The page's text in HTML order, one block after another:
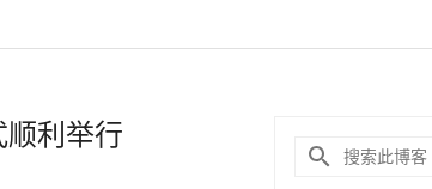
利举行